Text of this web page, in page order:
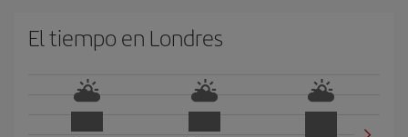
El tiempo en Londres